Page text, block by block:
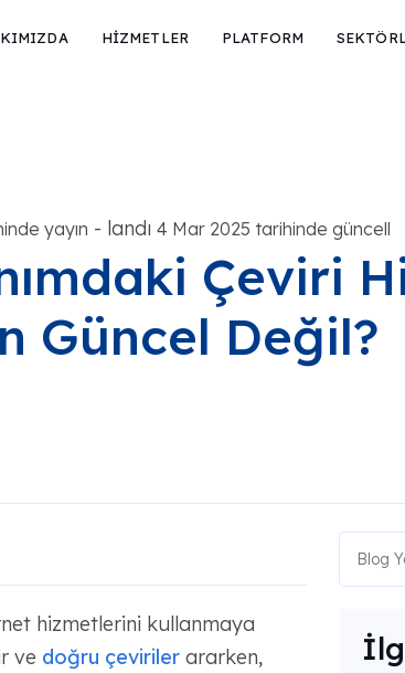
HİZMETLER PLATFORM
yayın - landı 4 Mar 2025 tarihinde güncell
Çeviri
Güncel Değil?
hizmetlerini kullanmaya
ve doğru çevirilerararken,